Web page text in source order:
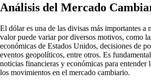
Análisis del Mercado
El dólar es una de las divisas más importantes a
valor puede variar por diversos motivos, como
económicas de Estados Unidos, decisiones de
eventos geopolíticos, entre otros. Es
noticias financieras y económicas para entender
los movimientos en el mercado cambiario.